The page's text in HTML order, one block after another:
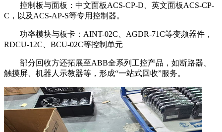
控制板与面板：中文面板ACS-CP-D、英文面板ACS-CP-
C，以及ACS-AP-S等专用控制器。
功率模块与板卡：AINT-02C、AGDR-71C等变频器件，
RDCU-12C、BCU-02C等控制单元
部分回收方还拓展至ABB全系列工控产品，如断路器、
触摸屏、机器人示教器等，形成“一站式回收”服务。